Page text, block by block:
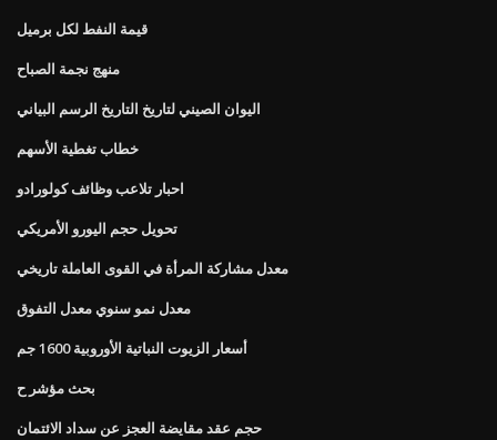
قيمة النفط لكل برميل
منهج نجمة الصباح
اليوان الصيني لتاريخ التاريخ الرسم البياني
خطاب تغطية الأسهم
احبار تلاعب وظائف كولورادو
تحويل حجم اليورو الأمريكي
معدل مشاركة المرأة في القوى العاملة تاريخي
معدل نمو سنوي معدل التفوق
أسعار الزيوت النباتية الأوروبية 1600 جم
بحث مؤشر ح
حجم عقد مقايضة العجز عن سداد الائتمان